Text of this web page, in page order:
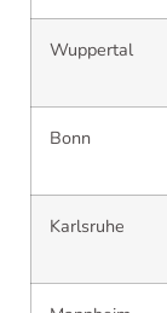
Wuppertal
Bonn
Karlsruhe